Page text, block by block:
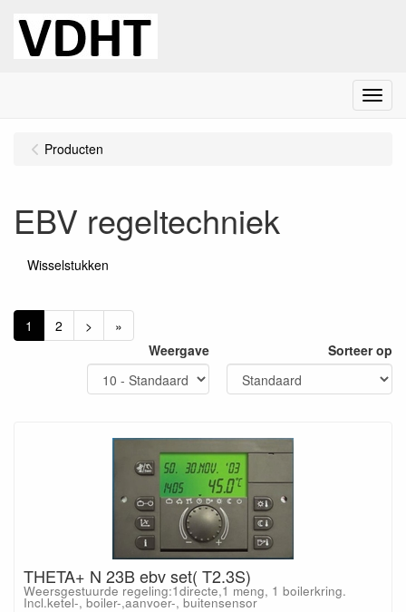
Menu
Producten
EBV regeltechniek
Wisselstukken
1 2 >
»
Weergave
Sorteer op
THETA+ N 23B ebv set( T2.3S)
Weersgestuurde regeling:1directe,1 meng, 1 boilerkring.
Incl.ketel-, boiler-,aanvoer-, buitensensor